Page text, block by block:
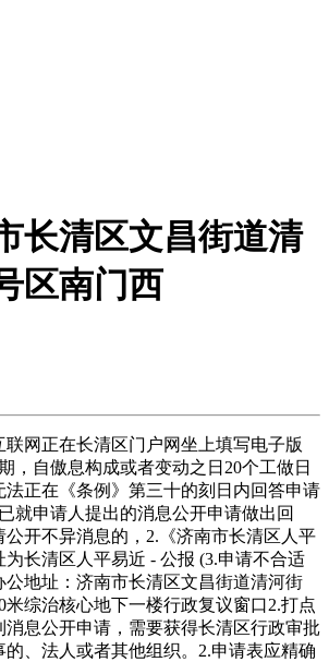
长清区文昌街道清
区南门西
正在长清区门户网坐上填写电子版
，自傲息构成或者变动之日20个工做日
法正在《条例》第三十的刻日内回答申请
就申请人提出的消息公开申请做出回
开不异消息的，2.《济南市长清区人平
长清区人平易近 - 公报 (3.申请不合适
公地址：济南市长清区文昌街道清河街
米综治核心地下一楼行政复议窗口2.打点
消息公开申请，需要获得长清区行政审批
、法人或者其他组织。2.申请表应精确